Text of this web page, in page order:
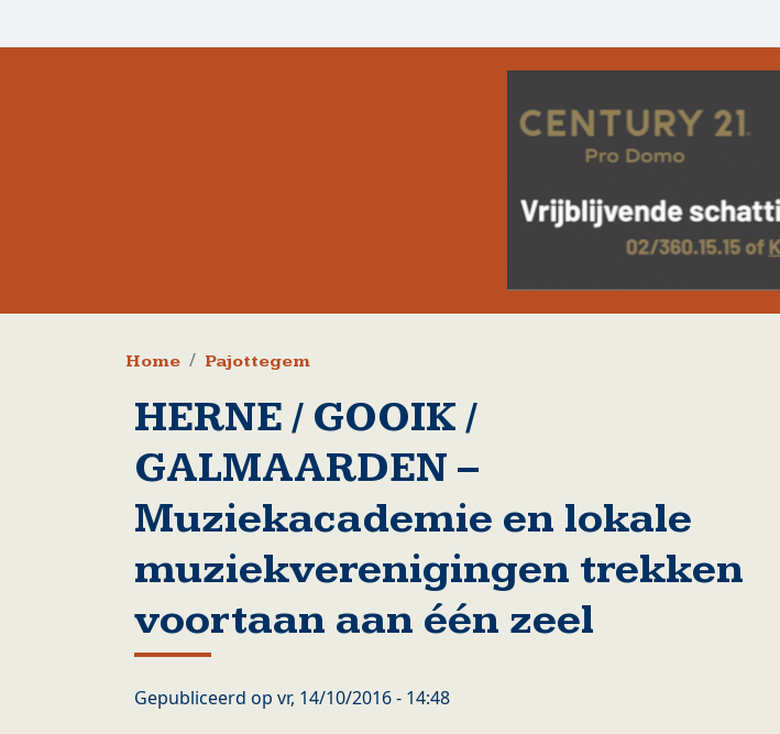
Kruimelpad
Home Pajottegem
HERNE / GOOIK /
GALMAARDEN –
Muziekacademie en lokale
muziekverenigingen trekken
voortaan aan één zeel
Gepubliceerd op vr, 14/10/2016 - 14:48